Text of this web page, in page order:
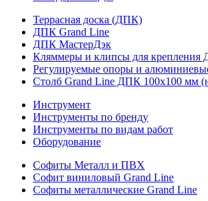
Террасная доска (ДПК)
ДПК Grand Line
ДПК МастерДэк
Кляммеры и клипсы для крепления
Регулируемые опоры и
Столб Grand Line ДПК 100х100 мм
Инструмент
Инструменты по бренду
Инструменты по видам работ
Оборудование
Софиты Металл и ПВХ
Софит виниловый Grand Line
Софиты металлические Grand Line